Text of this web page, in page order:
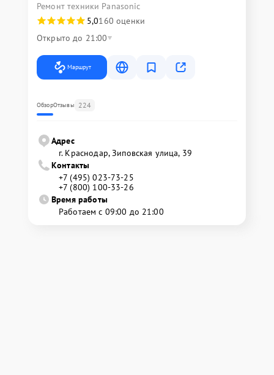
Ремонт техники Panasonic
5,0160 оценки
Открыто до 21:00
Маршрут
ОбзорОтзывы 224
Адрес
г. Краснодар, Зиповская улица, 39
Контакты
+7 (495) 023-73-25
+7 (800) 100-33-26
Время работы
Работаем с 09:00 до 21:00